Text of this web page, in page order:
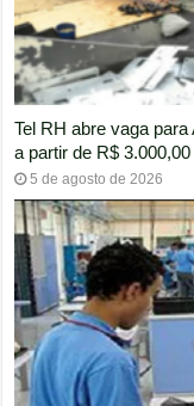
Tel RH abre vaga
a partir de R$ 3.000,00
5 de agosto de 2026